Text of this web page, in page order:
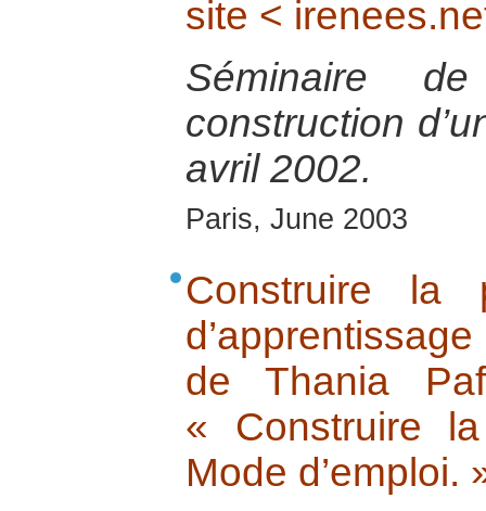
site <
Séminaire
construction
avril 2002.
Paris, June 2003
Construire la
de Thania
« Construire
Mode d’emploi.